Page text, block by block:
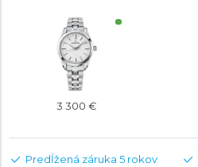
3 300 €
Predĺžená záruka 5 rokov